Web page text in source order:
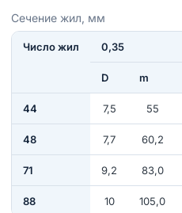
Сечение жил, мм
Число жил 0,35
D m
44 7,5 55
48 7,7 60,2
71 9,2 83,0
88 10 105,0